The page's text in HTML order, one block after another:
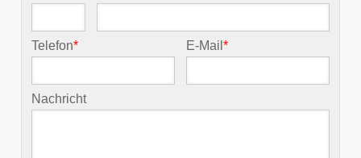
Telefon* E-Mail*
Nachricht